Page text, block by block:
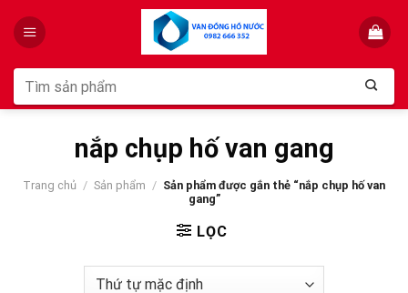
Tìm
kiếm:
nắp chụp hố van gang
Trang chủ / Sản phẩm / Sản phẩm được gắn thẻ “nắp chụp hố van
gang”
LỌC